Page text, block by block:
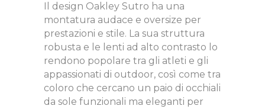
Il design Oakley Sutro ha una
montatura audace e oversize per
prestazioni e stile. La sua struttura
robusta e le lenti ad alto contrasto lo
rendono popolare tra gli atleti e gli
appassionati di outdoor, così come tra
coloro che cercano un paio di occhiali
da sole funzionali ma eleganti per